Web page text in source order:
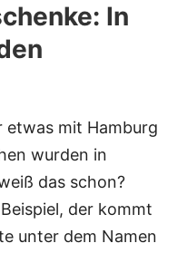
In
mit Hamburg
wurden in
das schon?
der kommt
unter dem Namen